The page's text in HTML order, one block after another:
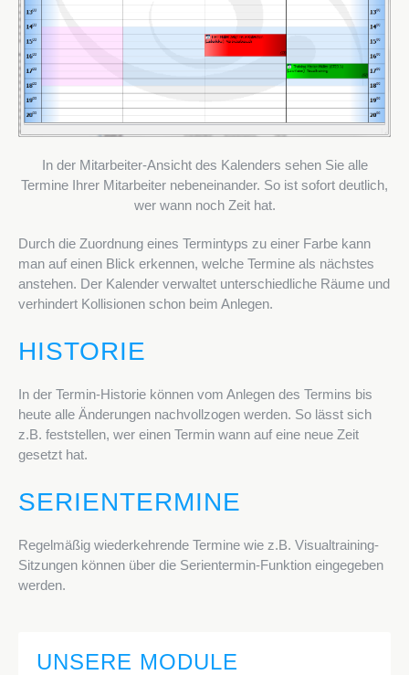
In der Mitarbeiter-Ansicht des Kalenders sehen Sie alle
Termine Ihrer Mitarbeiter nebeneinander. So ist sofort deutlich,
wer wann noch Zeit hat.
Durch die Zuordnung eines Termintyps zu einer Farbe kann
man auf einen Blick erkennen, welche Termine als nächstes
anstehen. Der Kalender verwaltet unterschiedliche Räume und
verhindert Kollisionen schon beim Anlegen.
HISTORIE
In der Termin-Historie können vom Anlegen des Termins bis
heute alle Änderungen nachvollzogen werden. So lässt sich
z.B. feststellen, wer einen Termin wann auf eine neue Zeit
gesetzt hat.
SERIENTERMINE
Regelmäßig wiederkehrende Termine wie z.B. Visualtraining-
Sitzungen können über die Serientermin-Funktion eingegeben
werden.
UNSERE MODULE